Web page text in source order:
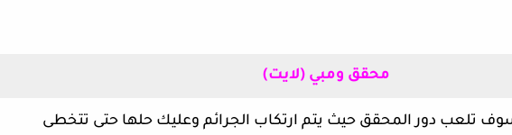
محقق ومبي (لايت)
تلعب دور المحقق حيث يتم ارتكاب الجرائم وعليك حلها حتى تتخطى